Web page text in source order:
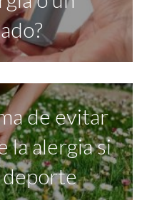
de evitar
la alergia si
deporte